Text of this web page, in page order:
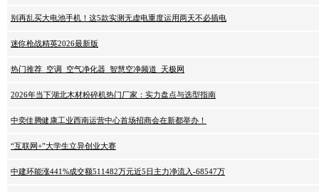
别再乱买大电池手机！这5款实测无虚电重度运用两天不必插电
迷你枪战精英2026最新版
热门推荐_空调_空气净化器_智慧空净频道_天极网
2026年当下湖北木材粉碎机热门厂家：实力盘点与选型指南
中奕佳腾健康工业西南运营中心首场招商会在新都举办！
“互联网+”大学生立异创业大赛
中建环能涨441%成交额511482万元近5日主力净流入-68547万